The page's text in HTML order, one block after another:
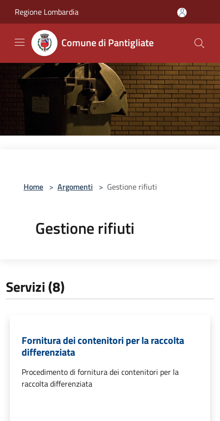
Regione Lombardia
Comune di Pantigliate
Home > Argomenti > Gestione rifiuti
Gestione rifiuti
Servizi (8)
Fornitura dei contenitori per la raccolta
differenziata
Procedimento di fornitura dei contenitori per la
raccolta differenziata